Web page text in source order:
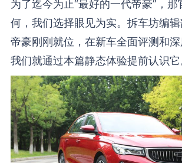
为了迄今为止“最好的一代帝豪”，
何，我们选择眼见为实。拆车坊编
帝豪刚刚就位，在新车全面评测和深
我们就通过本篇静态体验提前认识它